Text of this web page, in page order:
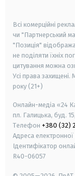
Всі комерційні
чи "Партнерський
"Позиція"
не поділяти їхніх
цитування можна
Усі права захищені.
року (21+)
Онлайн-медіа «24
пл. Галицька, буд.
Телефон +380 (32)
Адреса
Ідентифікатор
R40-06057